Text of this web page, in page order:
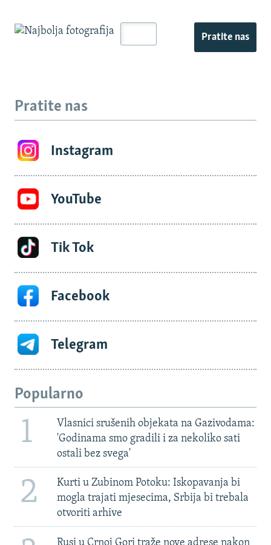
Pratite nas
Pratite nas
Instagram
YouTube
Tik Tok
Facebook
Telegram
Popularno
1
Vlasnici srušenih objekata na Gazivodama:
'Godinama smo gradili i za nekoliko sati
ostali bez svega'
2
Kurti u Zubinom Potoku: Iskopavanja bi
mogla trajati mjesecima, Srbija bi trebala
otvoriti arhive